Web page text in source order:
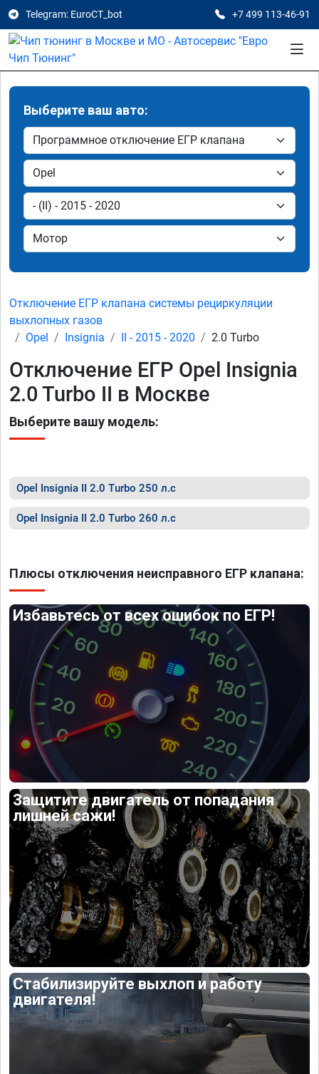
Telegram: EuroCT_bot +7 499 113-46-91
Выберите ваш авто:
Отключение ЕГР клапана системы рециркуляции
выхлопных газов
Opel
Insignia II - 2015 - 2020 2.0 Turbo
Отключение ЕГР Opel Insignia
2.0 Turbo II в Москве
Выберите вашу модель:
Opel Insignia II 2.0 Turbo 250 л.с
Opel Insignia II 2.0 Turbo 260 л.с
Плюсы отключения неисправного ЕГР клапана:
Избавьтесь от всех ошибок по ЕГР!
Защитите двигатель от попадания
лишней сажи!
Стабилизируйте выхлоп и работу
двигателя!